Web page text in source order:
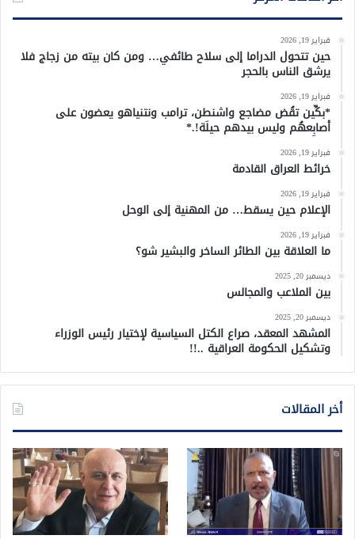
فبراير 19, 2026
حين تتحول الدراما إلى سلاح طائفي… ومن كان بيته من زجاج فلا
يرشق الناس بالحجر
فبراير 19, 2026
*بكِّين تقُض مضاجع واشنطن، ترامب ونتنياهو يعضون على
أصابِعهُم وليس بيدهم حيلَة!.*
فبراير 19, 2026
خرائط العراق القادمة
فبراير 19, 2026
الإعلام حين يسقط… من المهنية إلى الوحل
فبراير 19, 2026
ما العلاقة بين الطائر الساخر والبشير شو؟
ديسمبر 20, 2025
بين الملاعب والمجالس
ديسمبر 20, 2025
المشهد المعقد، صراع الكتل السياسية لإختيار رئيس الوزراء
وتشكيل الحكومة العراقية ..!!
أخر المقالات